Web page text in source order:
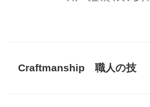
Craftmanship 職人の技